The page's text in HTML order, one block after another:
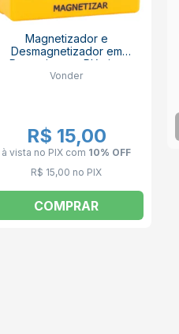
Magnetizador e
Desmagnetizador em
Revestimento Plástico
3599000555 VONDER
Vonder
R$ 15,00
à vista no PIX com 10% OFF
R$ 15,00 no PIX
COMPRAR